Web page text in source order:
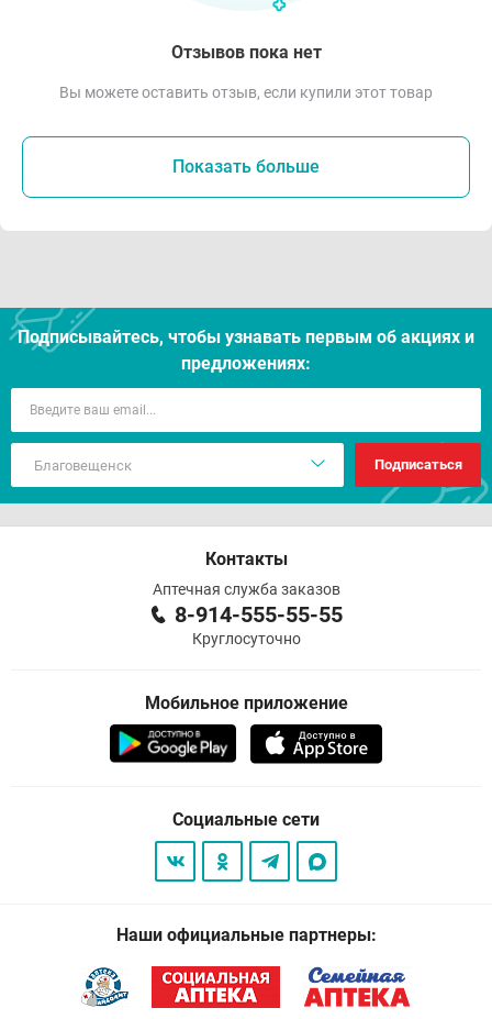
Отзывов пока нет
Вы можете оставить отзыв, если купили этот товар
Показать больше
Подписывайтесь, чтобы узнавать первым об акцияx и
предложениях:
Подписаться
Контакты
Аптечная служба заказов
8-914-555-55-55
Круглосуточно
Мобильное приложение
Социальные сети
Наши официальные партнеры: